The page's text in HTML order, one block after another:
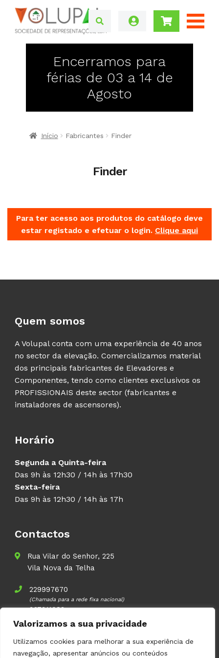
Valorizamos a sua privacidade
Utilizamos cookies para melhorar a sua experiência de
navegação, apresentar anúncios ou conteúdos
Encerramos para
férias de 03 a 14 de
Agosto
Início Fabricantes Finder
Finder
Para ter acesso aos produtos do catálogo deve
estar registado e efetuar o login. Clique aqui
Quem somos
A Volupal conta com uma experiência de 40 anos
no sector da elevação. Comercializamos material
dos principais fabricantes de Elevadores e
Componentes, tendo como clientes exclusivos os
PROFISSIONAIS deste sector (fabricantes e
instaladores de ascensores).
Horário
Segunda a Quinta-feira
Das 9h às 12h30 / 14h às 17h30
Sexta-feira
Das 9h às 12h30 / 14h às 17h
Contactos
Rua Vilar do Senhor, 225
Vila Nova da Telha
229997670
(Chamada para a rede fixa nacional)
937911083
(Chamada para a rede móvel nacional)
geral@volupal.pt